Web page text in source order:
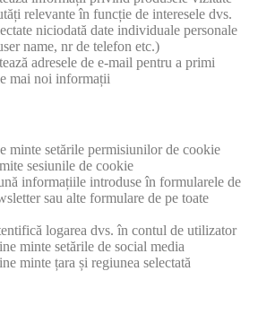
relevante în funcție de interesele dvs.
niciodată date individuale personale
name, nr de telefon etc.)
adresele de e-mail pentru a primi
mai noi informații
minte setările permisiunilor de cookie
sesiunile de cookie
informațiile introduse în formularele de
sau alte formulare de pe toate
logarea dvs. în contul de utilizator
minte setările de social media
minte țara și regiunea selectată